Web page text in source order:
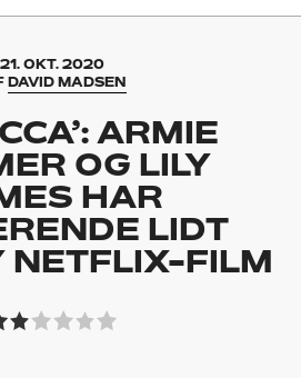
21. OKT. 2020
DAVID MADSEN
ARMIE
OG LILY
HAR
LIDT
NETFLIX-FILM